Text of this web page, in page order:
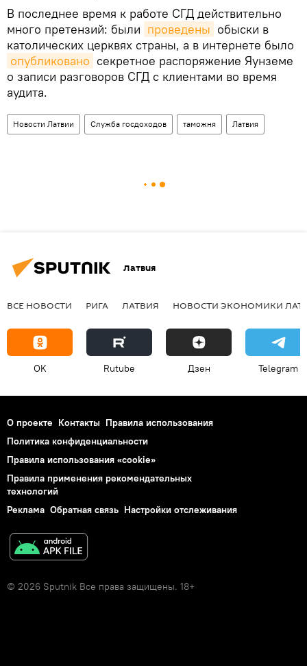
В последнее время к работе СГД действительно
много претензий: были проведены обыски в
католических церквях страны, а в интернете было
опубликовано секретное распоряжение Яунземе
о записи разговоров СГД с клиентами во время
аудита.
Новости Латвии Служба госдоходов таможня Латвия
Латвия
ВСЕ НОВОСТИ РИГА ЛАТВИЯ НОВОСТИ ЭКОНОМИКИ
OK Rutube Дзен Telegram
О проекте Контакты Правила использования
Политика конфиденциальности
Правила использования «cookie»
Правила применения рекомендательных
технологий
Реклама Обратная связь Настройки отслеживания
© 2026 Sputnik Все права защищены. 18+